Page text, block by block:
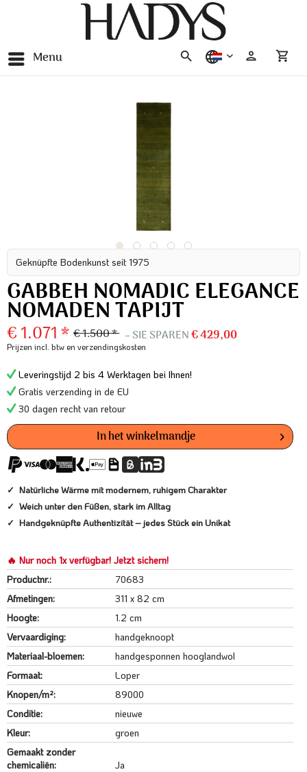
Menu nederlands
Geknüpfte Bodenkunst seit 1975
GABBEH NOMADIC ELEGANCE
NOMADEN TAPIJT
€ 1.071 * € 1.500 * – SIE SPAREN€ 429,00
Prijzen incl. btwen verzendingskosten
Leveringstijd 2 bis 4 Werktagen bei Ihnen!
Gratis verzending in de EU
30 dagen recht van retour
In het winkelmandje
Natürliche Wärme mit modernem, ruhigem Charakter
Weich unter den Füßen, stark im Alltag
Handgeknüpfte Authentizität – jedes Stück ein Unikat
🔥 Nur noch 1x verfügbar! Jetzt sichern!
Productnr.:
70683
Afmetingen:
311 x 82 cm
Hoogte:
1.2 cm
Vervaardiging:
handgeknoopt
Materiaal-bloemen:
handgesponnen hooglandwol
Formaat:
Loper
Knopen/m²:
89000
Conditie:
nieuwe
Kleur:
groen
Gemaakt zonder
chemicaliën:
Ja